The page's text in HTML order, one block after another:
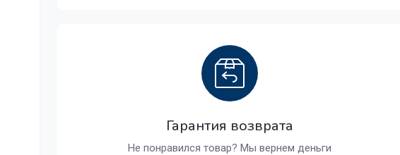
Гарантия возврата
Не понравился товар? Мы вернем деньги